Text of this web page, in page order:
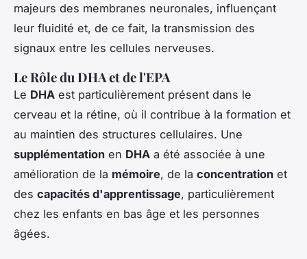
majeurs des membranes neuronales, influençant
leur fluidité et, de ce fait, la transmission des
signaux entre les cellules nerveuses.
Le Rôle du DHA et de l'EPA
Le DHA est particulièrement présent dans le
cerveau et la rétine, où il contribue à la formation et
au maintien des structures cellulaires. Une
supplémentation en DHA a été associée à une
amélioration de la mémoire, de la concentration et
des capacités d'apprentissage, particulièrement
chez les enfants en bas âge et les personnes
âgées.